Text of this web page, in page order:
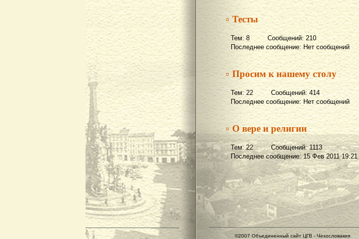
▫ Тесты
Тем: 8 Сообщений: 210
Последнее сообщение: Нет сообщений
▫ Просим к нашему столу
Тем: 22 Сообщений: 414
Последнее сообщение: Нет сообщений
▫ О вере и религии
Тем: 22 Сообщений: 1113
Последнее сообщение: 15 Фев 2011 19:21
©2007 Объединенный сайт ЦГВ - Чехословакия